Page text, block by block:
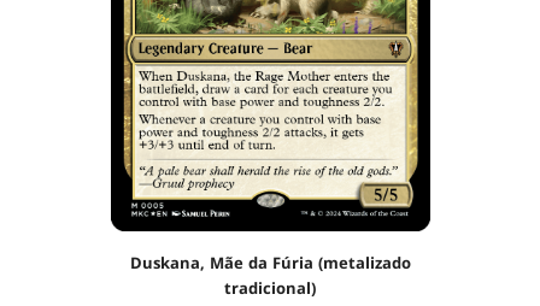
Duskana, Mãe da Fúria (metalizado
tradicional)